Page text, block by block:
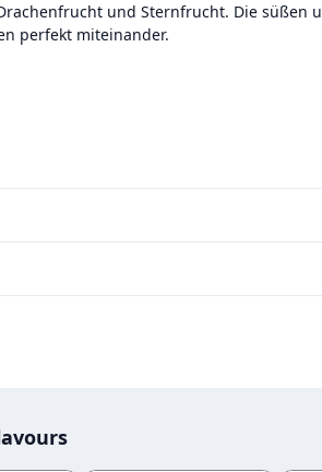
und Sternfrucht. Die süßen
perfekt miteinander.